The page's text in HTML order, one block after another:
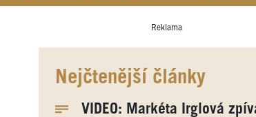
Reklama
Nejčtenější články
VIDEO: Markéta Irglová